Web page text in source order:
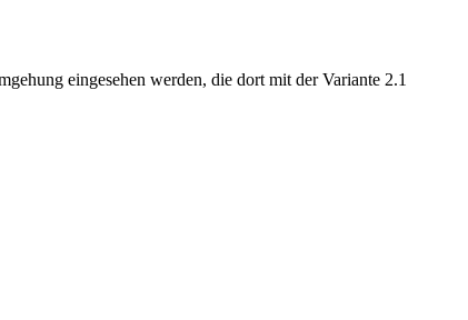
eingesehen werden, die dort mit der Variante 2.1